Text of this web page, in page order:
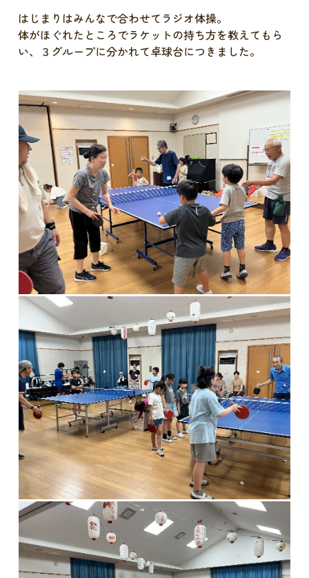
はじまりはみんなで合わせてラジオ体操。
体がほぐれたところでラケットの持ち方を教えてもら
い、３グループに分かれて卓球台につきました。